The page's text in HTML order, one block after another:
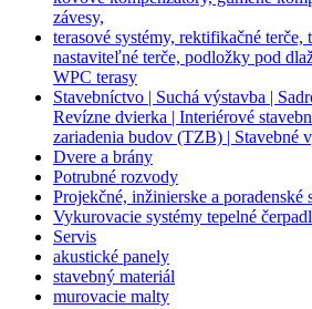
závesy,
terasové systémy, rektifikačné terče,
nastaviteľné terče, podložky pod
WPC terasy
Stavebníctvo | Suchá výstavba |
Revízne dvierka | Interiérové
zariadenia budov (TZB) | Stavebné
Dvere a brány
Potrubné rozvody
Projekčné, inžinierske a poradenské
Vykurovacie systémy tepelné
Servis
akustické panely
stavebný materiál
murovacie malty